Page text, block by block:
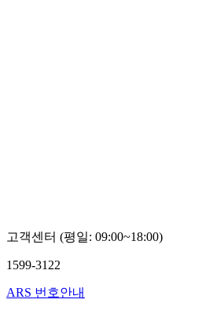
고객센터 (평일: 09:00~18:00)
1599-3122
ARS 번호안내